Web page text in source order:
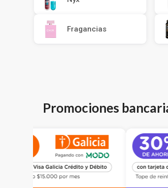
Fragancias
Promociones